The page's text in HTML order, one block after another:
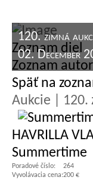
120. zimná
02. December
Zoznam diel
Zoznam
Späť na
Aukcie | 120.
HAVRILLA
Summertime
Poradové číslo:
264
Vyvolávacia cena:200 €